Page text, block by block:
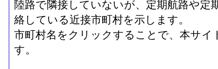
陸路で隣接していないが、定期航路や定
絡している近接市町村を示します。
市町村名をクリックすることで、本サ
す。